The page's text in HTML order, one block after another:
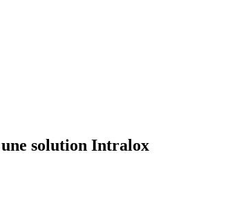
une solution Intralox